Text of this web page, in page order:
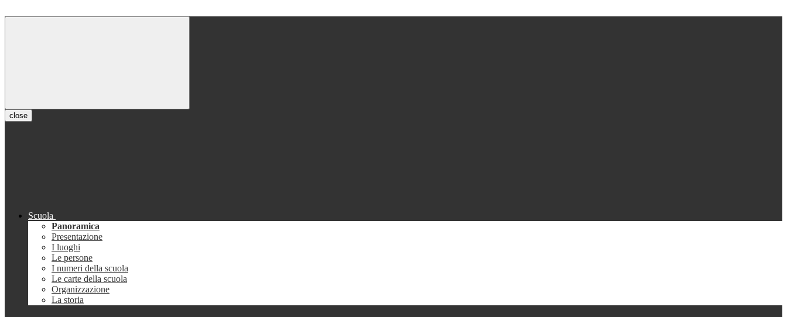
close
Scuola
Panoramica
Presentazione
I luoghi
Le persone
I numeri della scuola
Le carte della scuola
Organizzazione
La storia